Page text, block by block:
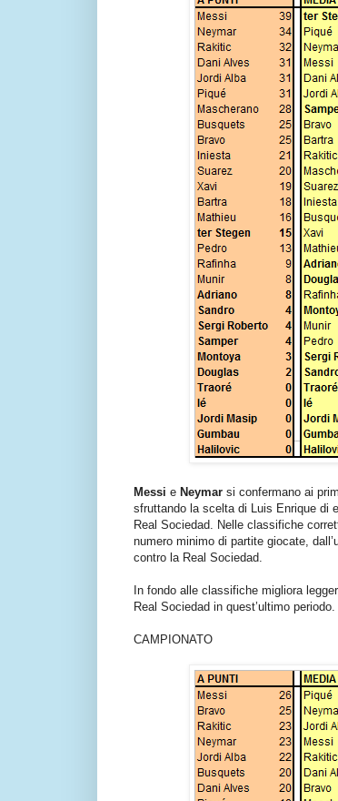
Messi e Neymar si confermano ai
sfruttando la scelta di Luis Enrique di
Real Sociedad. Nelle classifiche
numero minimo di partite giocate,
contro la Real Sociedad.
In fondo alle classifiche migliora
Real Sociedad in quest’ultimo periodo.
CAMPIONATO